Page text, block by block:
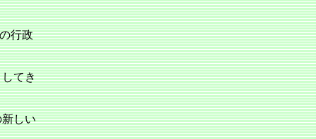
行政
てき
しい